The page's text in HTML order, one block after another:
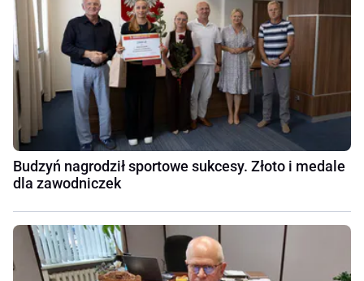
Budzyń nagrodził sportowe sukcesy. Złoto i medale
dla zawodniczek